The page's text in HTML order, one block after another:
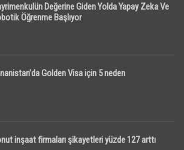
Değerine Giden Yolda Yapay Zeka Ve
Öğrenme Başlıyor
Golden Visa için 5 neden
inşaat firmaları şikayetleri yüzde 127 arttı